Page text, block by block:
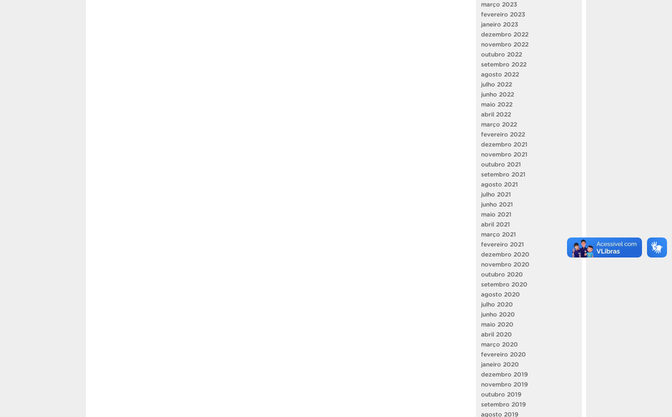
março 2023
fevereiro 2023
janeiro 2023
dezembro 2022
novembro 2022
outubro 2022
setembro 2022
agosto 2022
julho 2022
junho 2022
maio 2022
abril 2022
março 2022
fevereiro 2022
dezembro 2021
novembro 2021
outubro 2021
setembro 2021
agosto 2021
julho 2021
junho 2021
maio 2021
abril 2021
março 2021
fevereiro 2021
dezembro 2020
novembro 2020
outubro 2020
setembro 2020
agosto 2020
julho 2020
junho 2020
maio 2020
abril 2020
março 2020
fevereiro 2020
janeiro 2020
dezembro 2019
novembro 2019
outubro 2019
setembro 2019
agosto 2019